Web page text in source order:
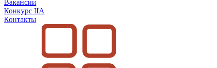
Вакансии
Конкурс IIA
Контакты